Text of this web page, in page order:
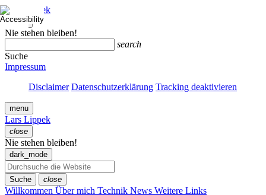
Zum
Inhalt
springen
Lars Lippek
close
Menü
schließen
Nie stehen bleiben!
search
Suche
Impressum
Disclaimer Datenschutzerklärung Tracking deaktivieren
menu
Lars Lippek
close
Menü
schließen
Nie stehen bleiben!
dark_mode
Suche close
Willkommen Über mich Technik News Weitere Links